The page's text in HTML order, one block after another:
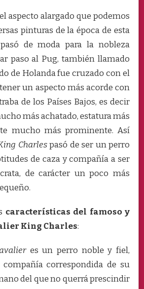
aspecto alargado que podemos
pinturas de la época de esta
de moda para la nobleza
paso al Pug, también llamado
de Holanda fue cruzado con el
un aspecto más acorde con
de los Países Bajos, es decir
más achatado, estatura más
mucho más prominente. Así
Charlespasó de ser un perro
de caza y compañía a ser
de carácter un poco más
características del famoso y
King Charles:
es un perro noble y fiel,
correspondida de su
del que no querrá prescindir